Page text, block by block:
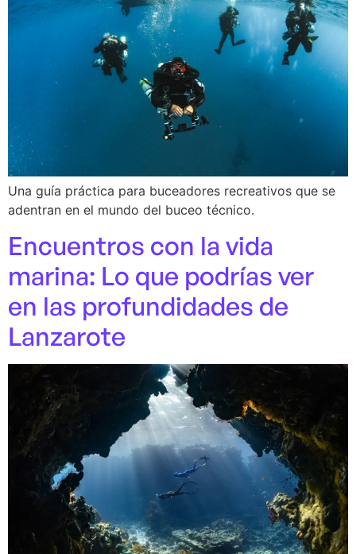
Una guía práctica para buceadores recreativos que se
adentran en el mundo del buceo técnico.
Encuentros con la vida
marina: Lo que podrías ver
en las profundidades de
Lanzarote